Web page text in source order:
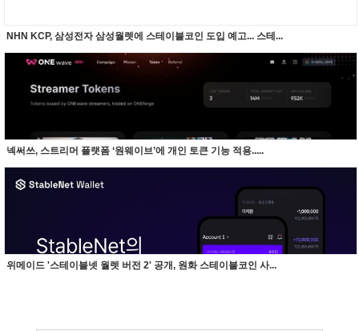
NHN KCP, 삼성전자 삼성월렛에 스테이블코인 도입 예고... 스테...
넥써쓰, 스트리머 플랫폼 ‘원웨이브’에 개인 토큰 기능 적용.....
위메이드 '스테이블넷 월렛 버전 2' 공개, 원화 스테이블코인 사...